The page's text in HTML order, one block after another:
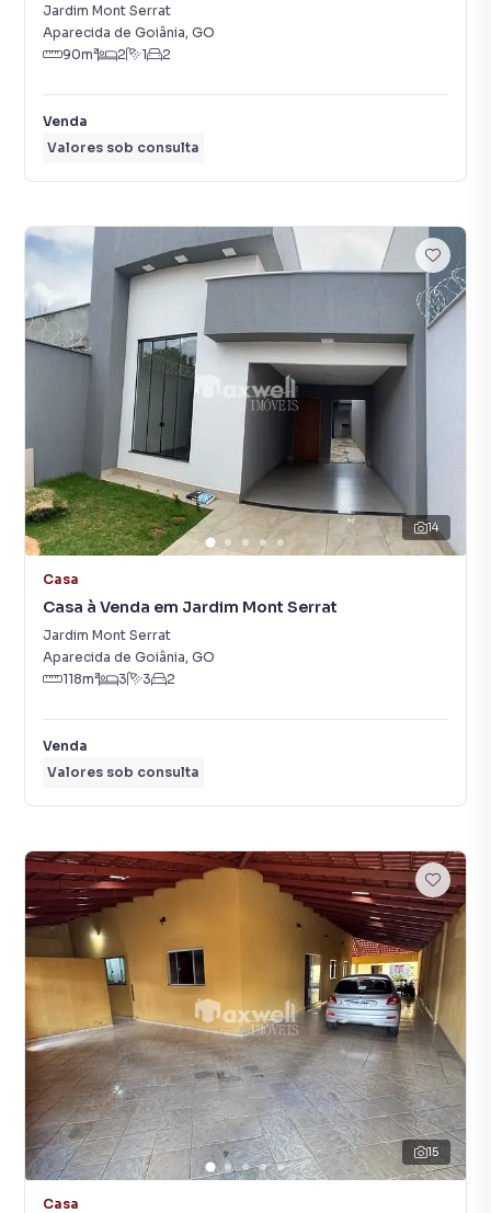
Jardim Mont Serrat
Aparecida de Goiânia, GO
90m² 2 1 2
Venda
Valores sob consulta
14
Casa
Casa à Venda em Jardim Mont Serrat
Jardim Mont Serrat
Aparecida de Goiânia, GO
118m² 3 3 2
Venda
Valores sob consulta
15
Casa